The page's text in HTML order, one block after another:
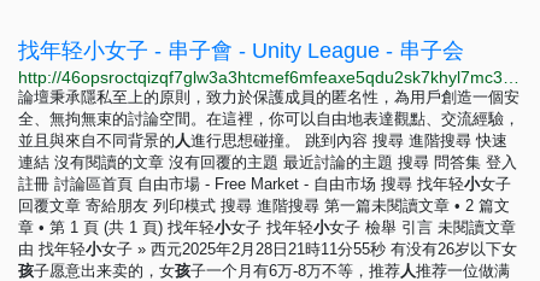
找年轻小女子 - 串子會 - Unity League - 串子会
論壇秉承隱私至上的原則，致力於保護成員的匿名性，為用戶創造一個安
全、無拘無束的討論空間。在這裡，你可以自由地表達觀點、交流經驗，
並且與來自不同背景的人進行思想碰撞。 跳到內容 搜尋 進階搜尋 快速
連結 沒有閱讀的文章 沒有回覆的主題 最近討論的主題 搜尋 問答集 登入
註冊 討論區首頁 自由市場 - Free Market - 自由市场 搜尋 找年轻小女子
回覆文章 寄給朋友 列印模式 搜尋 進階搜尋 第一篇未閱讀文章 • 2 篇文
章 • 第 1 頁 (共 1 頁) 找年轻小女子 找年轻小女子 檢舉 引言 未閱讀文章
由 找年轻小女子 » 西元2025年2月28日21時11分55秒 有没有26岁以下女
孩子愿意出来卖的，女孩子一个月有6万-8万不等，推荐人推荐一位做满